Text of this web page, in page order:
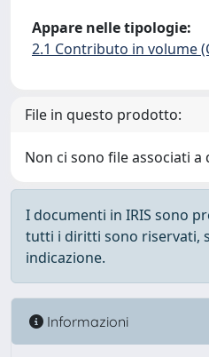
Appare nelle tipologie:
2.1 Contributo in volume
File in questo prodotto:
Non ci sono file associati
I documenti in IRIS sono
tutti i diritti sono riservati,
indicazione.
Informazioni